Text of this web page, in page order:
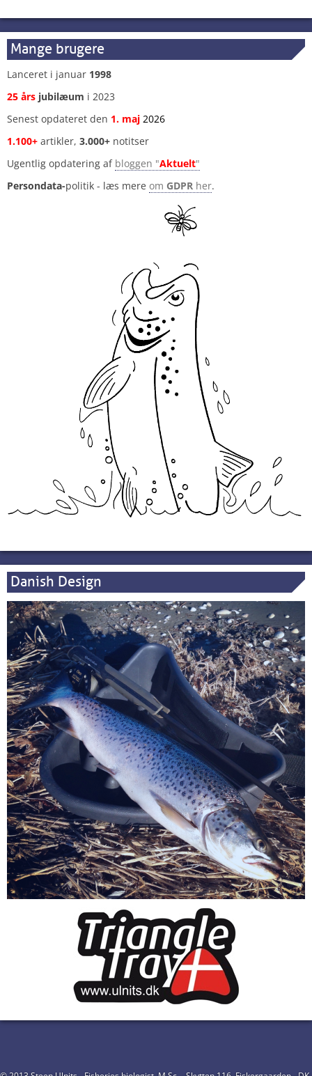
Mange brugere
Lanceret i januar 1998
25 års jubilæum i 2023
Senest opdateret den 1. maj 2026
1.100+ artikler, 3.000+ notitser
Ugentlig opdatering af bloggen "Aktuelt"
Persondata-politik - læs mere om GDPR her.
Danish Design